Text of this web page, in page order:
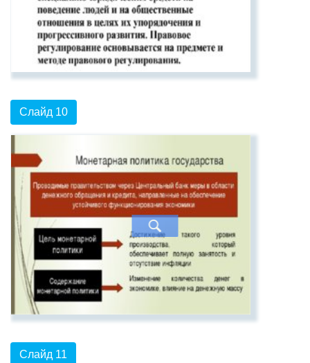
Слайд 10
Слайд 11